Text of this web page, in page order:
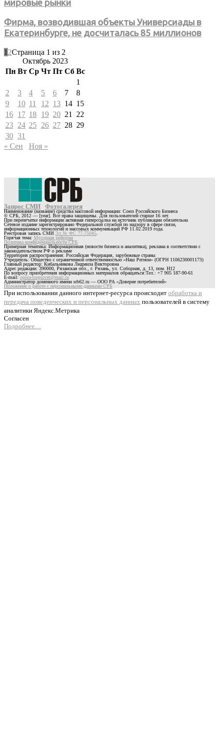
мировые рынки
Фирма, возводившая объекты Универсиады в
Екатеринбурге, не досчиталась 85 миллионов
1 2Страница 1 из 2
Октябрь 2023
Пн Вт Ср Чт Пт Сб Вс
1
2
3 4 5 6 7
8
9
10 11 12 13 14 15
16 17 18 19 20 21
22
23 24 25 26 27 28 29
30 31
« Сен
Ноя »
Запрос СМИ Фотогалерея
Наименование (название) средства массовой информации: Союз Российского Бизнеса
© СРБ, 2012 — [year]. Все права защищены. Для пользователей старше 16 лет.
При перепечатке информации активная гиперссылка на источник публикации обязательна
Сетевое издание зарегистрировано Федеральной службой по надзору в сфере связи,
информационных технологий и массовых коммуникаций РФ 11.02.2019 года.
Реестровая запись СМИ Эл № ФС 77-75045
Горячая тема: Мусорная реформа
Политика конфиденциальности СРБ
Примерная тематика: Информационная (новости бизнеса и аналитика), реклама в соответствии с
законодательством РФ о рекламе
Территория распространения: Российская Федерация, зарубежные страны
Учредитель: Общество с ограниченной ответственностью «Наш Регион» (ОГРН 1106230001173)
Главный редактор: Кибальникова Людмила Викторовна
Адрес редакции: 390000, Рязанская обл., г. Рязань, ул. Соборная, д. 13, пом. Н12
По вопросу приобретения информационных материалов обращаться:Тел.: +7 905 187-90-61
E-mail:opora-torgsovet@mail.ru
Администратор доменного имени srb62.ru — ООО РА «Доверие потребителей»
Положение о работе с персональными данными СРБ
При использовании данного интернет-ресурса происходит обработка и
передача поведенческих и персональных данных пользователей в систему
аналитики Яндекс.Метрика
Согласен
Подробнее…